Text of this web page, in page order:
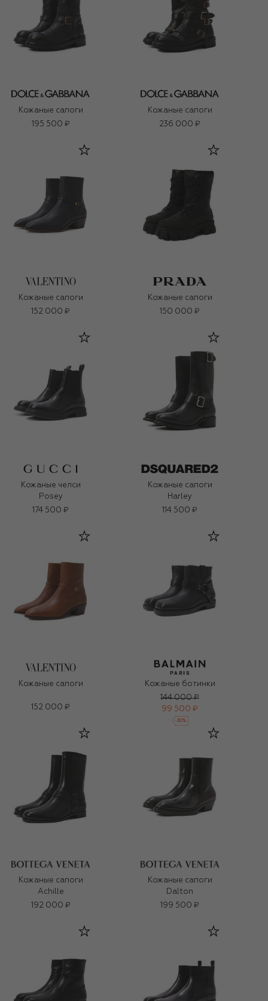
Кожаные сапоги
195 500 ₽
Кожаные сапоги
236 000 ₽
Кожаные сапоги
152 000 ₽
Кожаные сапоги
150 000 ₽
Кожаные челси
Posey
174 500 ₽
Кожаные сапоги
Harley
114 500 ₽
Кожаные сапоги
152 000 ₽
Кожаные ботинки
144 000 ₽
99 500 ₽
-30%
Кожаные сапоги
Achille
192 000 ₽
Кожаные сапоги
Dalton
199 500 ₽